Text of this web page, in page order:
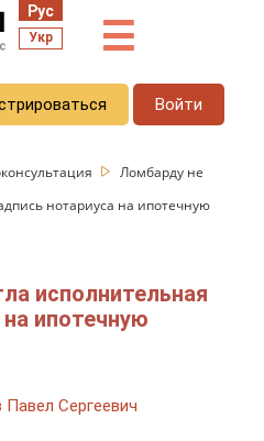
Рус
Укр ☰
Войти
Ломбарду не
нотариуса на ипотечную
исполнительная
ипотечную
Сергеевич